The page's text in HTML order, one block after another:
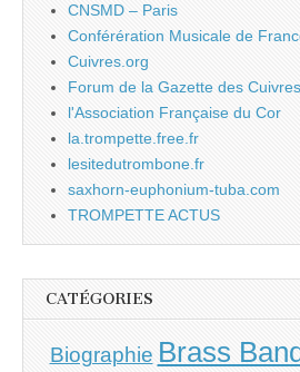
CNSMD – Paris
Conférération Musicale de
Cuivres.org
Forum de la Gazette des Cuivres
l'Association Française du Cor
la.trompette.free.fr
lesitedutrombone.fr
saxhorn-euphonium-tuba.com
TROMPETTE ACTUS
CATÉGORIES
Biographie Brass Band